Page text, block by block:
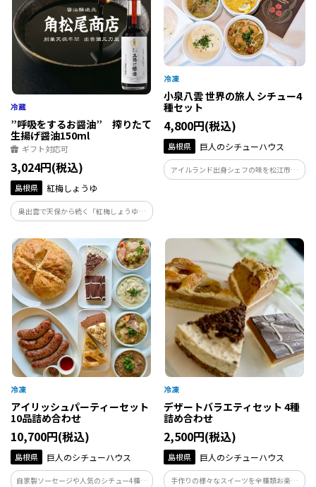
”呼吸をするお醤油” 搾りたて
生揚げ醤油150ml
ギフト対応可
3,024円(税込)
島根県 紅梅しょうゆ
奥出雲で天保から続く「紅梅しょうゆ」
が手がける「生揚げ醤油」です。三年熟成
のさい仕込み製法を守り、火入れせずに
お届けする蔵出しの逸品。酵母が息づく
芳醇な香りと強いうまみが、普段の料理
を贅沢に変えます。
小泉八雲 世界の旅人 シチュー4
種セット
4,800円(税込)
島根県 巨人のシチューハウス
アイルランド出身シェフの味を松江市か
らお届け。 朝ドラ「ばけばけ」の舞台と
アイリッシュパーティーセット
10品詰め合わせ
10,700円(税込)
島根県 巨人のシチューハウス
自家製ソーセージや人気のシチュー4種、
デザートバラエティセット 4種
詰め合わせ
2,500円(税込)
島根県 巨人のシチューハウス
手作りの様々なスイーツを全種類お楽し